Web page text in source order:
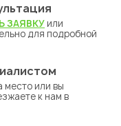
ЗАЯВКУ или
для подробной
место или вы
к нам в